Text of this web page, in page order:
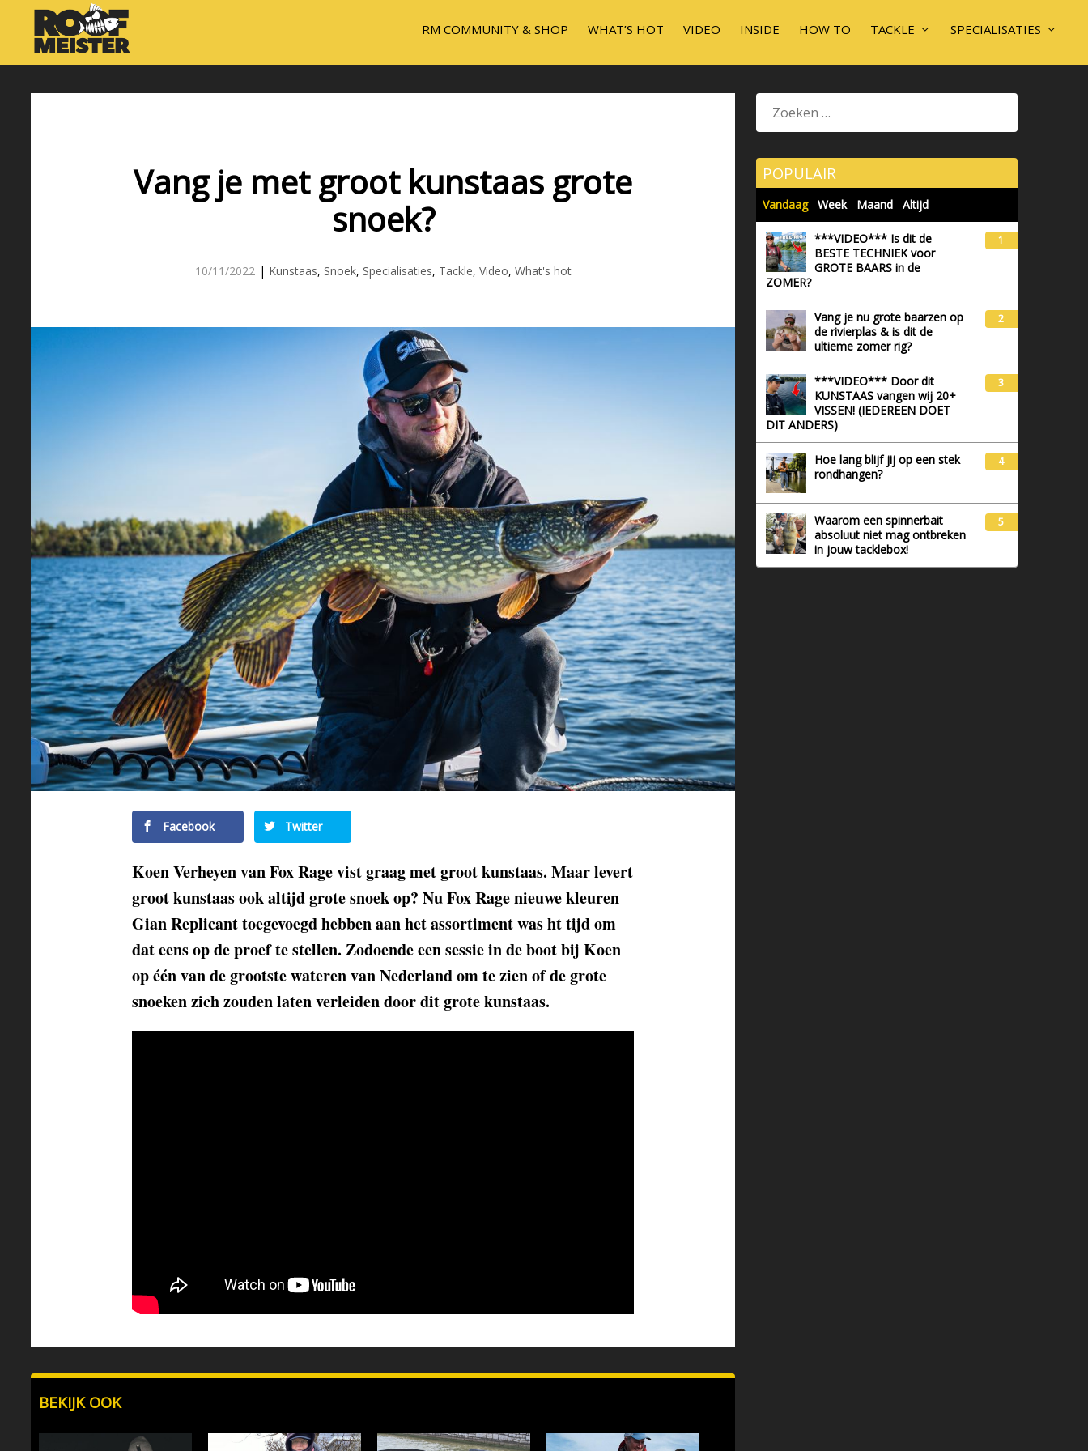
RM COMMUNITY & SHOP WHAT’S HOT VIDEO INSIDE HOW TO TACKLE SPECIALISATIES
Vang je met groot kunstaas grote
snoek?
10/11/2022 | Kunstaas, Snoek, Specialisaties, Tackle, Video, What's hot
Facebook Twitter
Koen Verheyen van Fox Rage vist graag met groot kunstaas. Maar levert
groot kunstaas ook altijd grote snoek op? Nu Fox Rage nieuwe kleuren
Gian Replicant toegevoegd hebben aan het assortiment was ht tijd om
dat eens op de proef te stellen. Zodoende een sessie in de boot bij Koen
op één van de grootste wateren van Nederland om te zien of de grote
snoeken zich zouden laten verleiden door dit grote kunstaas.
BEKIJK OOK
POPULAIR
Vandaag Week Maand Altijd
***VIDEO*** Is dit de
BESTE TECHNIEK voor
GROTE BAARS in de
ZOMER?
1
Vang je nu grote baarzen op
de rivierplas & is dit de
ultieme zomer rig?
2
***VIDEO*** Door dit
KUNSTAAS vangen wij 20+
VISSEN! (IEDEREEN DOET
DIT ANDERS)
3
Hoe lang blijf jij op een stek
rondhangen?
4
Waarom een spinnerbait
absoluut niet mag ontbreken
in jouw tacklebox!
5